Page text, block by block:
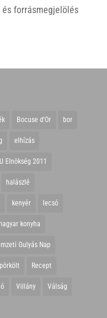
és forrásmegjelölés
Bocuse d'Or bor
elhízás
Elnökség 2011
halászlé
kenyér lecsó
konyha
Gulyás Nap
pörkölt Recept
Villány Válság